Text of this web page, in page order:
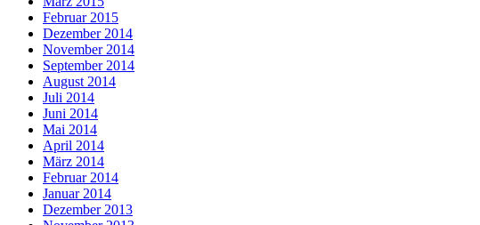
Februar 2015
Dezember 2014
November 2014
September 2014
August 2014
Juli 2014
Juni 2014
Mai 2014
April 2014
März 2014
Februar 2014
Januar 2014
Dezember 2013